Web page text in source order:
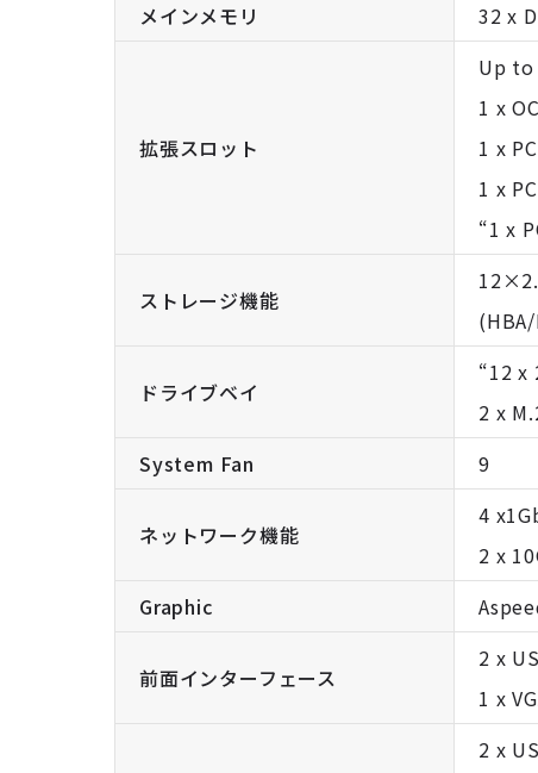
メインメモリ
32 x
拡張スロット
Up to
1 x
1 x
1 x
“1 x
ストレージ機能
ドライブベイ
“12 x
2 x
System Fan
9
ネットワーク機能
4
2 x
Graphic
前面インターフェース
2 x
1 x
2 x